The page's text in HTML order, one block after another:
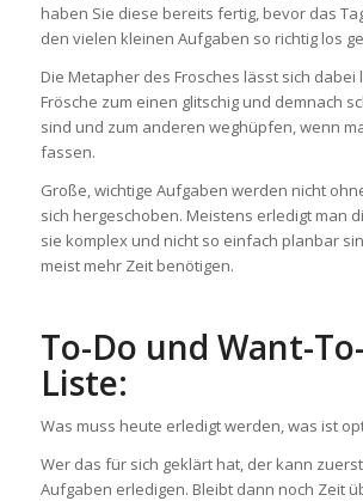
haben Sie diese bereits fertig, bevor das
den vielen kleinen Aufgaben so richtig los
Die Metapher des Frosches lässt sich dabei
Frösche zum einen glitschig und demnach
sind und zum anderen weghüpfen, wenn
fassen.
Große, wichtige Aufgaben werden nicht
sich hergeschoben. Meistens erledigt man
sie komplex und nicht so einfach planbar
meist mehr Zeit benötigen.
To-Do und Want-
Liste:
Was muss heute erledigt werden, was ist
Wer das für sich geklärt hat, der kann
Aufgaben erledigen. Bleibt dann noch Zeit